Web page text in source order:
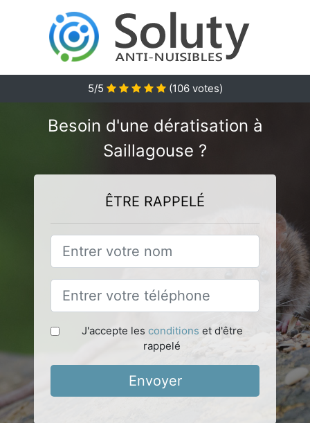
5/5 (106votes)
Besoin d'une dératisation à
Saillagouse ?
ÊTRE RAPPELÉ
J'accepte les conditions et d'être
rappelé
Envoyer